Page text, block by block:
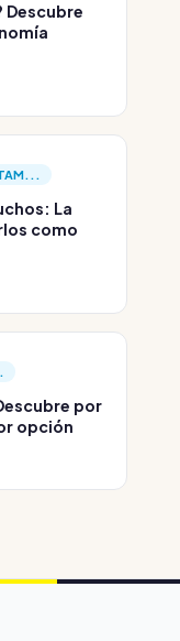
Descubre
La
como
por
opción